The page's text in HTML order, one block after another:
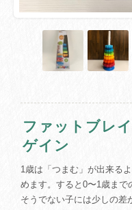
ファットブレ
ゲイン
1歳は「つまむ」が出来る
めます。すると0〜1歳まで
そうでない子には少しの差